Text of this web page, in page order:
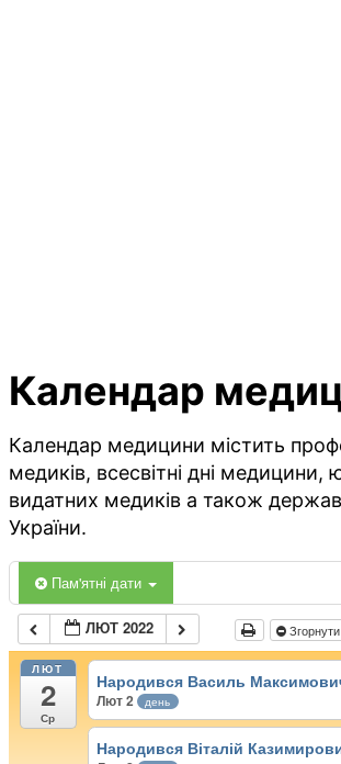
Календар
Календар медицини містить
медиків, всесвітні дні медицини,
видатних медиків а також
України.
Пам'ятні дати
ЛЮТ 2022
ЛЮТ
2
Ср
Народився Василь
Лют 2 день
Народився Віталій